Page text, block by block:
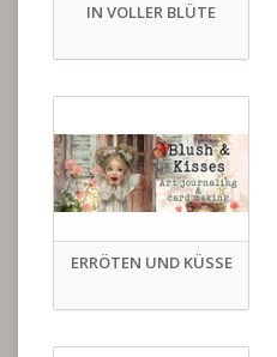
IN VOLLER BLÜTE
ERRÖTEN UND KÜSSE